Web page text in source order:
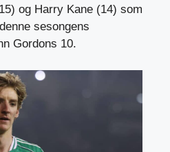
og Harry Kane (14) som
sesongens
Gordons 10.